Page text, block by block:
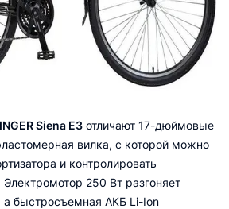
Siena E3 отличают 17-дюймовые
вилка, с которой можно
и контролировать
250 Вт разгоняет
а быстросъемная АКБ Li-Ion